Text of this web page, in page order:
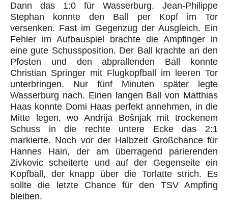
Dann das 1:0 für Wasserburg. Jean-Philippe
Stephan konnte den Ball per Kopf im Tor
versenken. Fast im Gegenzug der Ausgleich. Ein
Fehler im Aufbauspiel brachte die Ampfinger in
eine gute Schussposition. Der Ball krachte an den
Pfosten und den abprallenden Ball konnte
Christian Springer mit Flugkopfball im leeren Tor
unterbringen. Nur fünf Minuten später legte
Wasserburg nach. Einen langen Ball von Matthias
Haas konnte Domi Haas perfekt annehmen, in die
Mitte legen, wo Andrija Bošnjak mit trockenem
Schuss in die rechte untere Ecke das 2:1
markierte. Noch vor der Halbzeit Großchance für
Hannes Hain, der am überragend parierenden
Zivkovic scheiterte und auf der Gegenseite ein
Kopfball, der knapp über die Torlatte strich. Es
sollte die letzte Chance für den TSV Ampfing
bleiben.